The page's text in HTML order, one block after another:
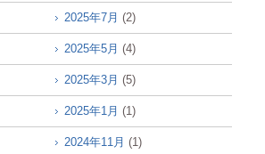
2025年7月 (2)
2025年5月 (4)
2025年3月 (5)
2025年1月 (1)
2024年11月 (1)